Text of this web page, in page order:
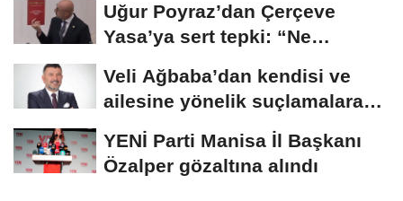
Uğur Poyraz’dan Çerçeve
Yasa’ya sert tepki: “Ne
Veli Ağbaba’dan kendisi ve
ailesine yönelik suçlamalara
tepki: “Bir...
YENİ Parti Manisa İl Başkanı
Özalper gözaltına alındı